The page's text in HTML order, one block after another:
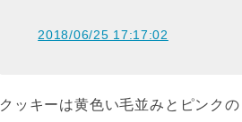
2018/06/25 17:17:02
クッキーは黄色い毛並みとピンク